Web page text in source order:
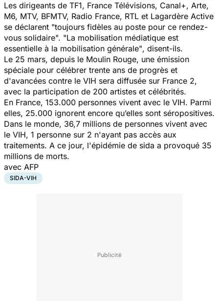
Les dirigeants de TF1, France Télévisions, Canal+, Arte,
M6, MTV, BFMTV, Radio France, RTL et Lagardère Active
se déclarent "toujours fidèles au poste pour ce rendez-
vous solidaire". "La mobilisation médiatique est
essentielle à la mobilisation générale", disent-ils.
Le 25 mars, depuis le Moulin Rouge, une émission
spéciale pour célébrer trente ans de progrès et
d'avancées contre le VIH sera diffusée sur France 2,
avec la participation de 200 artistes et célébrités.
En France, 153.000 personnes vivent avec le VIH. Parmi
elles, 25.000 ignorent encore qu’elles sont séropositives.
Dans le monde, 36,7 millions de personnes vivent avec
le VIH, 1 personne sur 2 n'ayant pas accès aux
traitements. A ce jour, l'épidémie de sida a provoqué 35
millions de morts.
avec AFP
SIDA-VIH